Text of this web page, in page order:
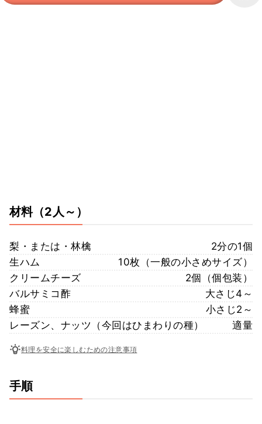
材料（2人～）
梨・または・林檎
2分の1個
生ハム
10枚（一般の小さめサイズ）
クリームチーズ
2個（個包装）
バルサミコ酢
大さじ4～
蜂蜜
小さじ2～
レーズン、ナッツ（今回はひまわりの種）
適量
料理を安全に楽しむための注意事項
手順